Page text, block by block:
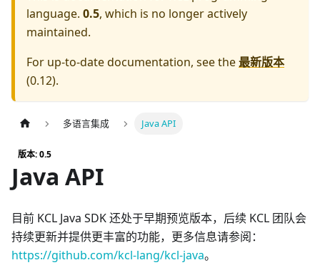
language. 0.5, which is no longer actively
maintained.
For up-to-date documentation, see the最新版本
(0.12).
多语言集成 Java API
版本: 0.5
Java API
目前 KCL Java SDK 还处于早期预览版本，后续 KCL 团队会
持续更新并提供更丰富的功能，更多信息请参阅：
https://github.com/kcl-lang/kcl-java。